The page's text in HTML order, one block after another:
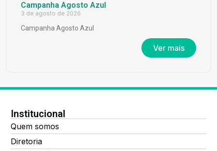
Campanha Agosto Azul
3 de agosto de 2026
Campanha Agosto Azul
Ver mais
Institucional
Quem somos
Diretoria